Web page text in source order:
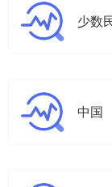
少数
中国